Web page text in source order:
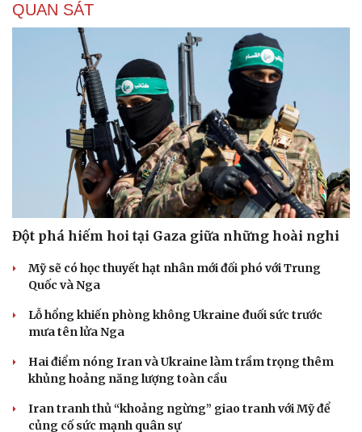
QUAN SÁT
Đột phá hiếm hoi tại Gaza giữa những hoài nghi
Mỹ sẽ có học thuyết hạt nhân mới đối phó với Trung
Quốc và Nga
Lỗ hổng khiến phòng không Ukraine đuối sức trước
mưa tên lửa Nga
Hai điểm nóng Iran và Ukraine làm trầm trọng thêm
khủng hoảng năng lượng toàn cầu
Iran tranh thủ “khoảng ngừng” giao tranh với Mỹ để
củng cố sức mạnh quân sự